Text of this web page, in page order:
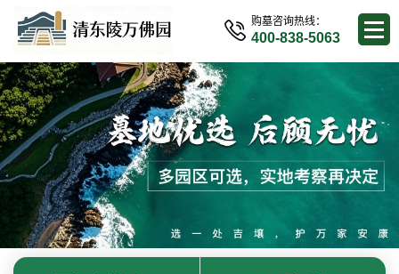
购墓咨询热线：
400-838-5063